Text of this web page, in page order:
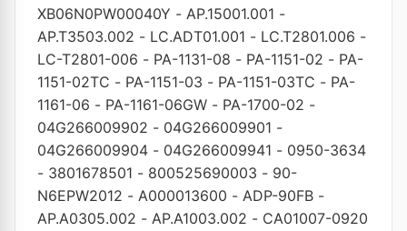
XB06N0PW00040Y - AP.15001.001 -
AP.T3503.002 - LC.ADT01.001 - LC.T2801.006 -
LC-T2801-006 - PA-1131-08 - PA-1151-02 - PA-
1151-02TC - PA-1151-03 - PA-1151-03TC - PA-
1161-06 - PA-1161-06GW - PA-1700-02 -
04G266009902 - 04G266009901 -
04G266009904 - 04G266009941 - 0950-3634
- 3801678501 - 800525690003 - 90-
N6EPW2012 - A000013600 - ADP-90FB -
AP.A0305.002 - AP.A1003.002 - CA01007-0920